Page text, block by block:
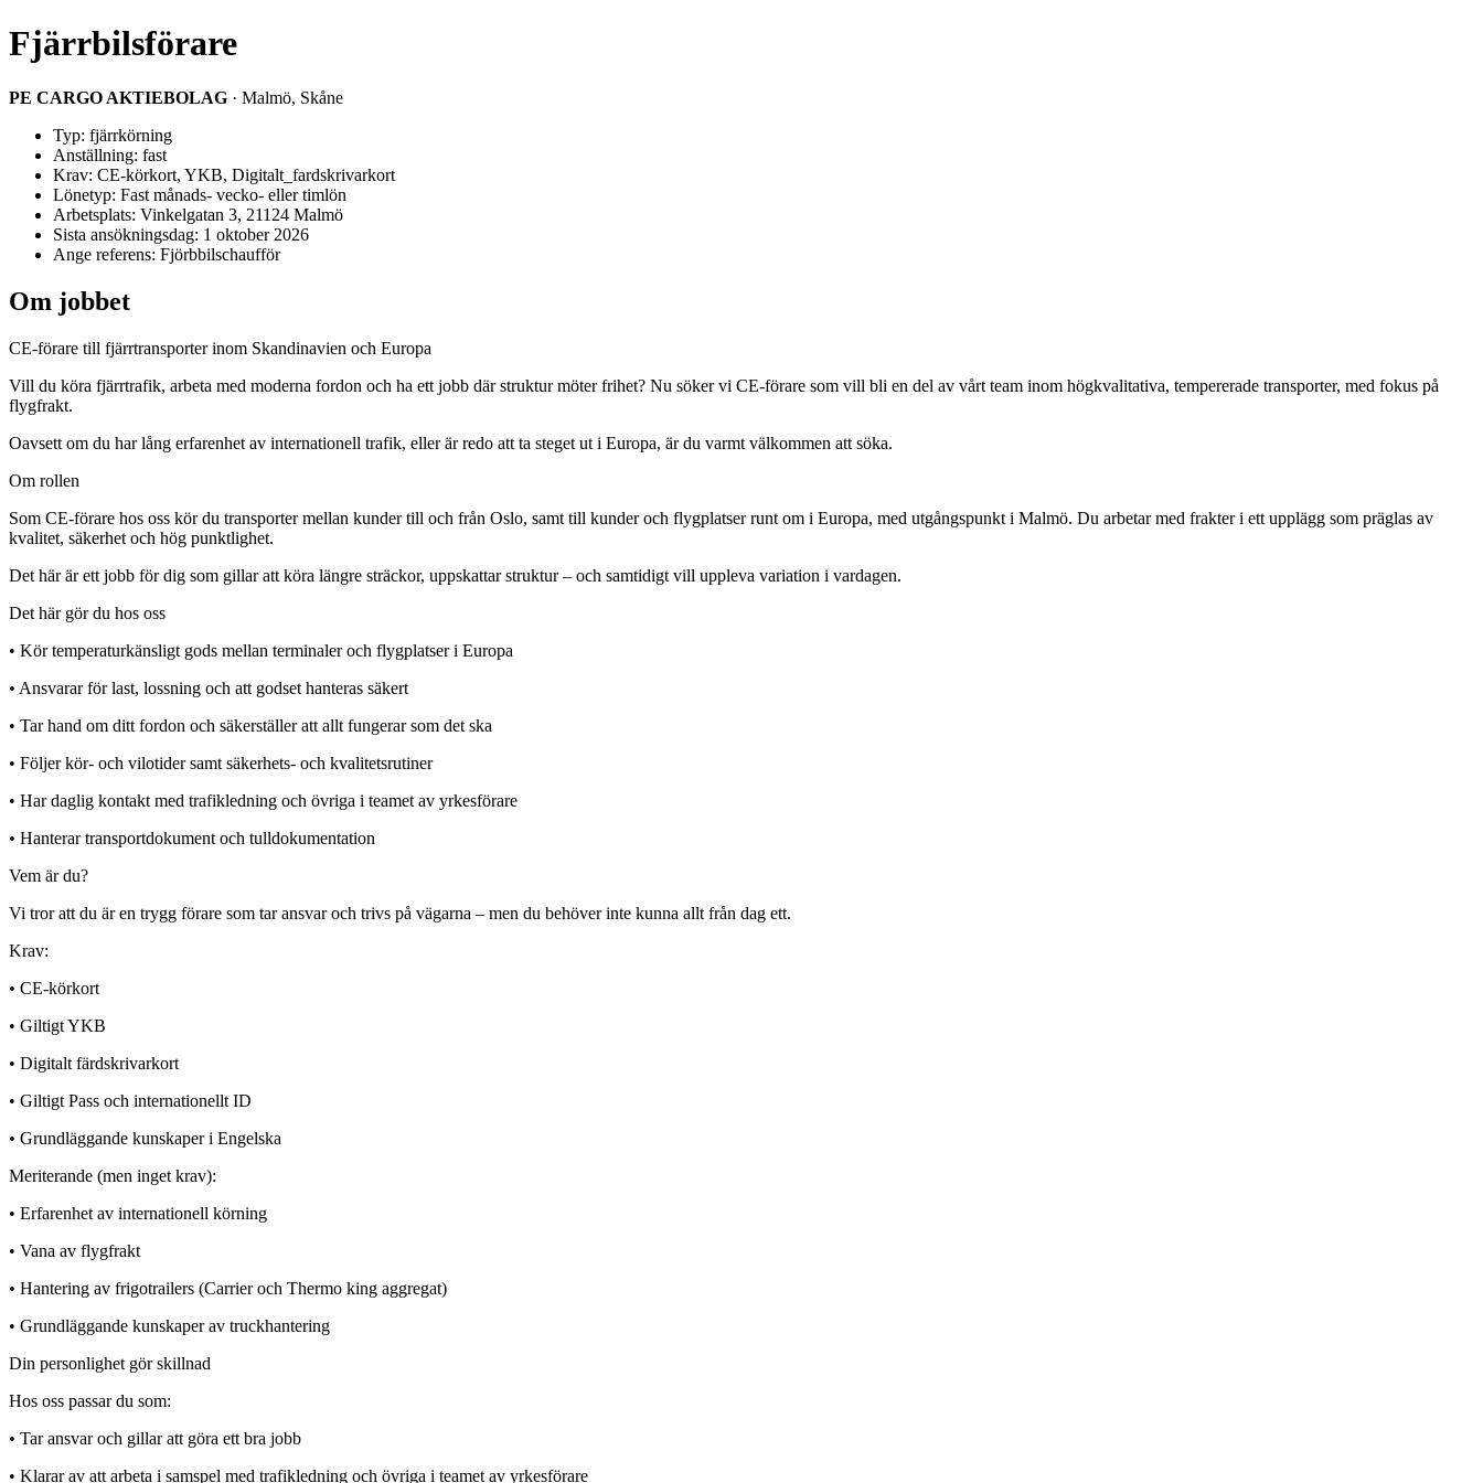
Fjärrbilsförare
PE CARGO AKTIEBOLAG · Malmö, Skåne
Typ: fjärrkörning
Anställning: fast
Krav: CE-körkort, YKB, Digitalt_fardskrivarkort
Lönetyp: Fast månads- vecko- eller timlön
Arbetsplats: Vinkelgatan 3, 21124 Malmö
Sista ansökningsdag: 1 oktober 2026
Ange referens: Fjörbbilschaufför
Om jobbet
CE-förare till fjärrtransporter inom Skandinavien och Europa
Vill du köra fjärrtrafik, arbeta med moderna fordon och ha ett jobb där struktur möter frihet? Nu söker vi CE-förare som vill bli en del av vårt team inom högkvalitativa, tempererade transporter, med fokus på
flygfrakt.
Oavsett om du har lång erfarenhet av internationell trafik, eller är redo att ta steget ut i Europa, är du varmt välkommen att söka.
Om rollen
Som CE-förare hos oss kör du transporter mellan kunder till och från Oslo, samt till kunder och flygplatser runt om i Europa, med utgångspunkt i Malmö. Du arbetar med frakter i ett upplägg som präglas av
kvalitet, säkerhet och hög punktlighet.
Det här är ett jobb för dig som gillar att köra längre sträckor, uppskattar struktur – och samtidigt vill uppleva variation i vardagen.
Det här gör du hos oss
• Kör temperaturkänsligt gods mellan terminaler och flygplatser i Europa
• Ansvarar för last, lossning och att godset hanteras säkert
• Tar hand om ditt fordon och säkerställer att allt fungerar som det ska
• Följer kör- och vilotider samt säkerhets- och kvalitetsrutiner
• Har daglig kontakt med trafikledning och övriga i teamet av yrkesförare
• Hanterar transportdokument och tulldokumentation
Vem är du?
Vi tror att du är en trygg förare som tar ansvar och trivs på vägarna – men du behöver inte kunna allt från dag ett.
Krav:
• CE-körkort
• Giltigt YKB
• Digitalt färdskrivarkort
• Giltigt Pass och internationellt ID
• Grundläggande kunskaper i Engelska
Meriterande (men inget krav):
• Erfarenhet av internationell körning
• Vana av flygfrakt
• Hantering av frigotrailers (Carrier och Thermo king aggregat)
• Grundläggande kunskaper av truckhantering
Din personlighet gör skillnad
Hos oss passar du som:
• Tar ansvar och gillar att göra ett bra jobb
• Klarar av att arbeta i samspel med trafikledning och övriga i teamet av yrkesförare